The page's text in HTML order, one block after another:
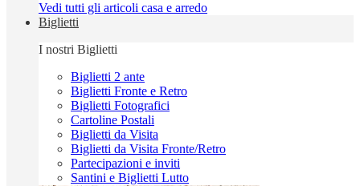
Vedi tutti gli articoli casa e arredo
Biglietti
I nostri Biglietti
Biglietti 2 ante
Biglietti Fronte e Retro
Biglietti Fotografici
Cartoline Postali
Biglietti da Visita
Biglietti da Visita Fronte/Retro
Partecipazioni e inviti
Santini e Biglietti Lutto